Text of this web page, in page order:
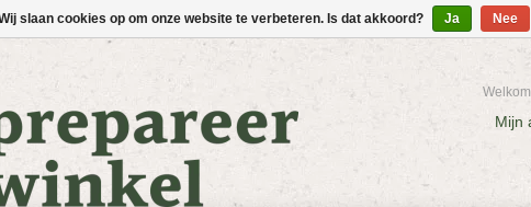
Mijn
slaan cookies op om onze website te verbeteren. Is dat akkoord? Ja Nee